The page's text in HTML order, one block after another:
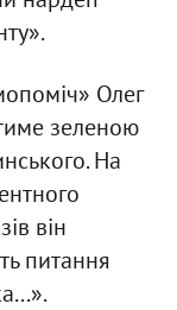
Олег
зеленою
На
він
питання